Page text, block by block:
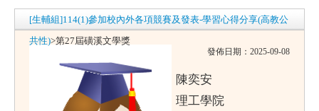
回EP首頁
[生輔組]114(1)參加校內外各項競賽及發表-學習心得分享(高教公
共性)>第27屆磺溪文學獎
發佈日期：2025-09-08
陳奕安
理工學院